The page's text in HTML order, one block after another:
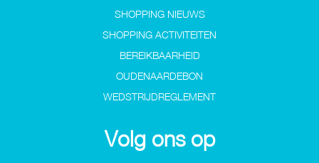
SHOPPING NIEUWS
SHOPPING ACTIVITEITEN
BEREIKBAARHEID
OUDENAARDEBON
WEDSTRIJDREGLEMENT
Volg ons op